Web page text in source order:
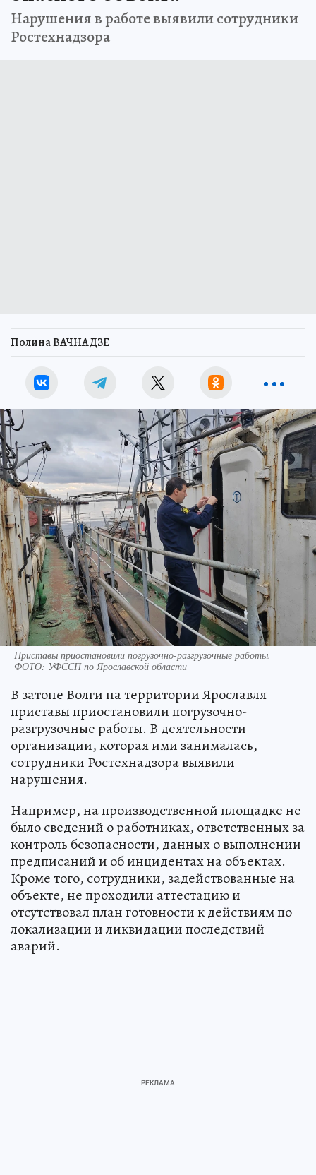
Нарушения в работе выявили сотрудники
Ростехнадзора
Полина ВАЧНАДЗЕ
Приставы приостановили погрузочно-разгрузочные работы.
ФОТО: УФССП по Ярославской области
В затоне Волги на территории Ярославля
приставы приостановили погрузочно-
разгрузочные работы. В деятельности
организации, которая ими занималась,
сотрудники Ростехнадзора выявили
нарушения.
Например, на производственной площадке не
было сведений о работниках, ответственных за
контроль безопасности, данных о выполнении
предписаний и об инцидентах на объектах.
Кроме того, сотрудники, задействованные на
объекте, не проходили аттестацию и
отсутствовал план готовности к действиям по
локализации и ликвидации последствий
аварий.